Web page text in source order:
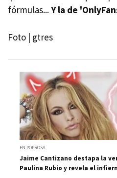
fórmulas...Y la de
Foto | gtres
EN POPROSA
Jaime Cantizano destapa la
Paulina Rubio y revela el